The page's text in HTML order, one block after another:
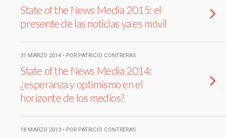
State of the News Media 2015: el
presente de las noticias ya es móvil
31 MARZO 2014 • POR PATRICIO CONTRERAS
State of the News Media 2014:
¿esperanza y optimismo en el
horizonte de los medios?
18 MARZO 2013 • POR PATRICIO CONTRERAS